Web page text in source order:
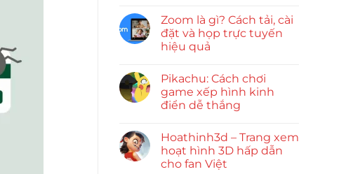
Zoom là gì? Cách tải, cài
đặt và họp trực tuyến
hiệu quả
Pikachu: Cách chơi
game xếp hình kinh
điển dễ thắng
Hoathinh3d – Trang xem
hoạt hình 3D hấp dẫn
cho fan Việt